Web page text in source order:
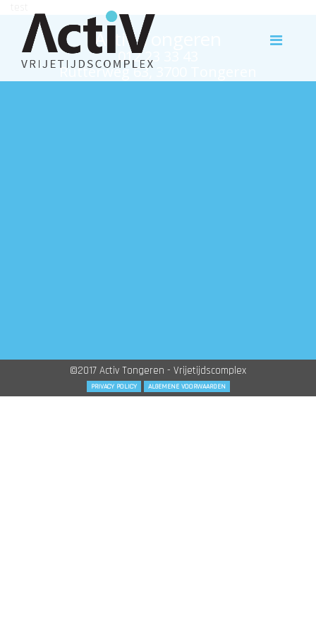
Activ Tongeren
012 23 33 43
Rutterweg 63, 3700 Tongeren
©2017 Activ Tongeren - Vrijetijdscomplex
PRIVACY POLICY ALGEMENE VOORWAARDEN